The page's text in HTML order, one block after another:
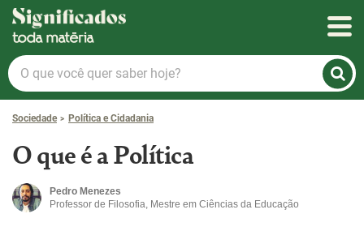
Significados
O
que
você
quer
hoje?
Sociedade Política e Cidadania
O que é a Política
Pedro Menezes
Professor de Filosofia, Mestre em Ciências da Educação